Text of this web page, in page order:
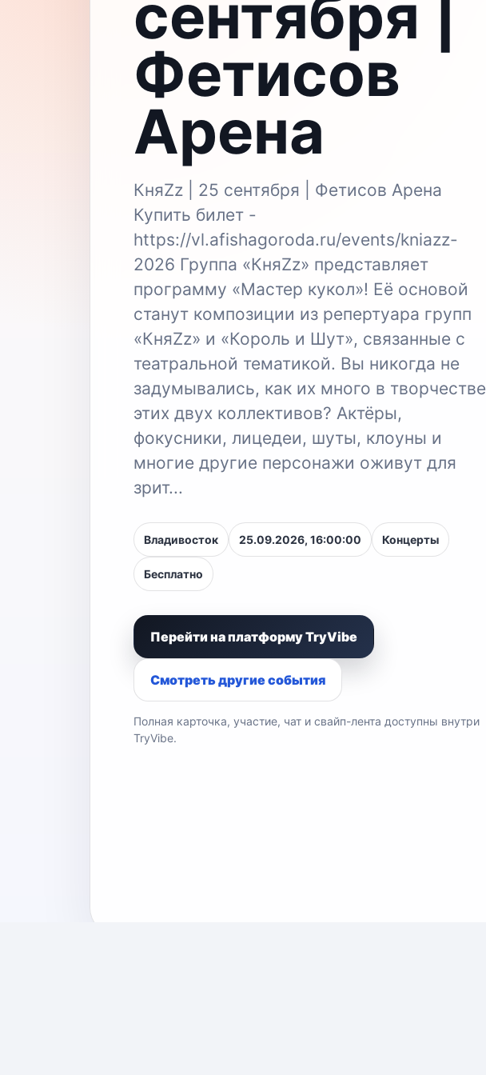
сентября |
Фетисов
Арена
КняZz | 25 сентября | Фетисов Арена
Купить билет -
https://vl.afishagoroda.ru/events/kniazz-
2026 Группа «КняZz» представляет
программу «Мастер кукол»! Её основой
станут композиции из репертуара групп
«КняZz» и «Король и Шут», связанные с
театральной тематикой. Вы никогда не
задумывались, как их много в творчестве
этих двух коллективов? Актёры,
фокусники, лицедеи, шуты, клоуны и
многие другие персонажи оживут для
зрит...
Владивосток 25.09.2026, 16:00:00 Концерты
Бесплатно
Перейти на платформу TryVibe
Смотреть другие события
Полная карточка, участие, чат и свайп-лента доступны внутри
TryVibe.